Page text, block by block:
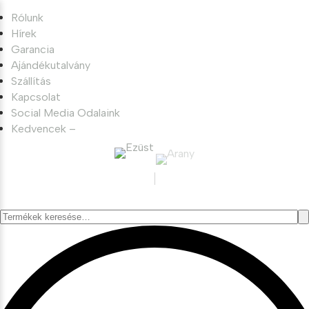
Rólunk
Hírek
Garancia
Ajándékutalvány
Szállítás
Kapcsolat
Social Media Odalaink
Kedvencek –
Keresés
következőre: